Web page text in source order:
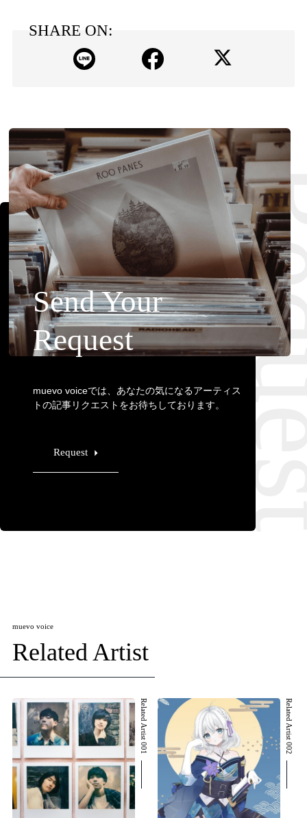
SHARE ON:
Send Your
Request
muevo voiceでは、あなたの気になるアーティス
トの記事リクエストをお待ちしております。
Request
muevo voice
Related Artist
Related Artist 001 Related Artist 002